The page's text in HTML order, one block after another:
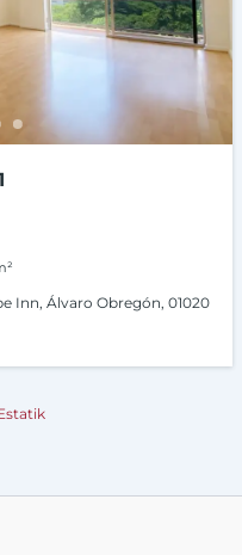
Inn, Álvaro Obregón, 01020